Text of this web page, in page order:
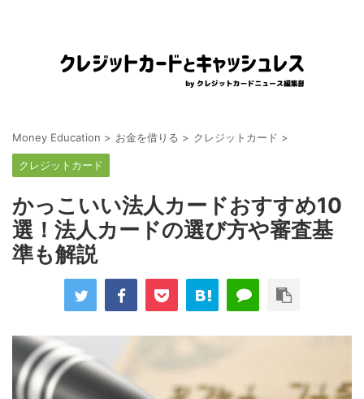
Money Education > お金を借りる > クレジットカード >
クレジットカード
かっこいい法人カードおすすめ10
選！法人カードの選び方や審査基
準も解説